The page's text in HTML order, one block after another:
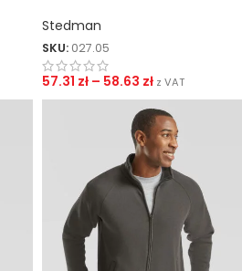
Stedman
SKU: 027.05
57.31 zł – 58.63 zł z VAT